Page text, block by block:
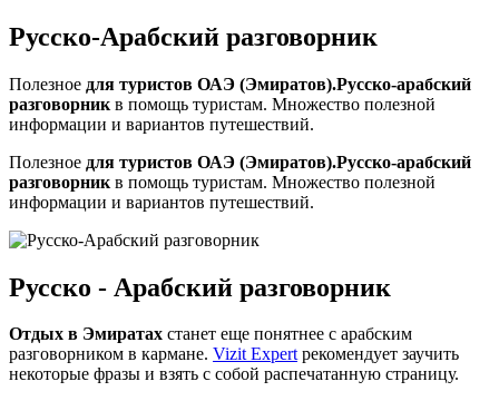
Русско-Арабский разговорник
Полезное для туристов ОАЭ (Эмиратов).Русско-арабский
разговорник в помощь туристам. Множество полезной
информации и вариантов путешествий.
Полезное для туристов ОАЭ (Эмиратов).Русско-арабский
разговорник в помощь туристам. Множество полезной
информации и вариантов путешествий.
Русско - Арабский разговорник
Отдых в Эмиратах станет еще понятнее с арабским
разговорником в кармане. Vizit Expertрекомендует заучить
некоторые фразы и взять с собой распечатанную страницу.